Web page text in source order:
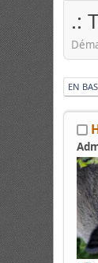
.:
EN BAS